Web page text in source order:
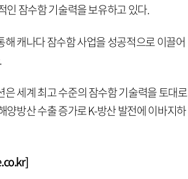
인 잠수함 기술력을 보유하고 있다.
캐나다 잠수함 사업을 성공적으로 이끌어
세계 최고 수준의 잠수함 기술력을 토대로
양방산 수출 증가로 K-방산 발전에 이바지하